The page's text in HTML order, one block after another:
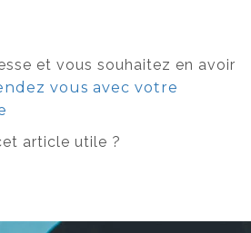
et vous souhaitez en avoir
vous avec votre
article utile ?